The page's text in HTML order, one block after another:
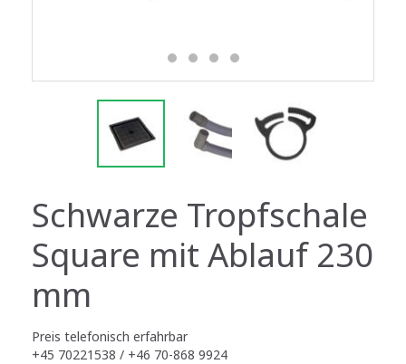
Schwarze Tropfschale
Square mit Ablauf 230
mm
Preis telefonisch erfahrbar
+45 70221538 / +46 70-868 9924